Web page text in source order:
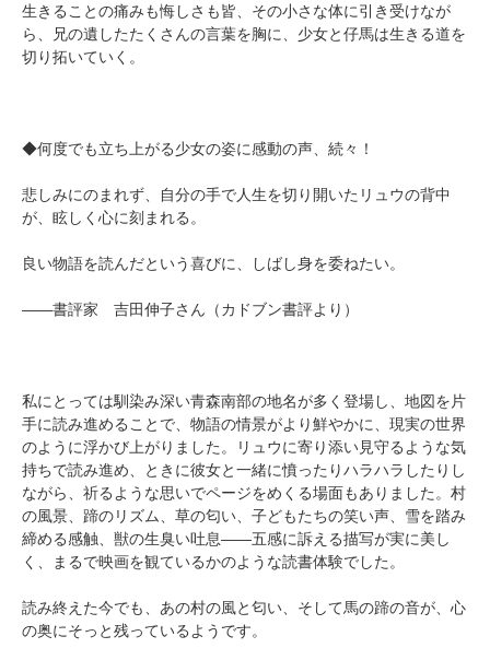
生きることの痛みも悔しさも皆、その小さな体に引き受けなが
ら、兄の遺したたくさんの言葉を胸に、少女と仔馬は生きる道を
切り拓いていく。
◆何度でも立ち上がる少女の姿に感動の声、続々！
悲しみにのまれず、自分の手で人生を切り開いたリュウの背中
が、眩しく心に刻まれる。
良い物語を読んだという喜びに、しばし身を委ねたい。
――書評家 吉田伸子さん（カドブン書評より）
私にとっては馴染み深い青森南部の地名が多く登場し、地図を片
手に読み進めることで、物語の情景がより鮮やかに、現実の世界
のように浮かび上がりました。リュウに寄り添い見守るような気
持ちで読み進め、ときに彼女と一緒に憤ったりハラハラしたりし
ながら、祈るような思いでページをめくる場面もありました。村
の風景、蹄のリズム、草の匂い、子どもたちの笑い声、雪を踏み
締める感触、獣の生臭い吐息――五感に訴える描写が実に美し
く、まるで映画を観ているかのような読書体験でした。
読み終えた今でも、あの村の風と匂い、そして馬の蹄の音が、心
の奥にそっと残っているようです。